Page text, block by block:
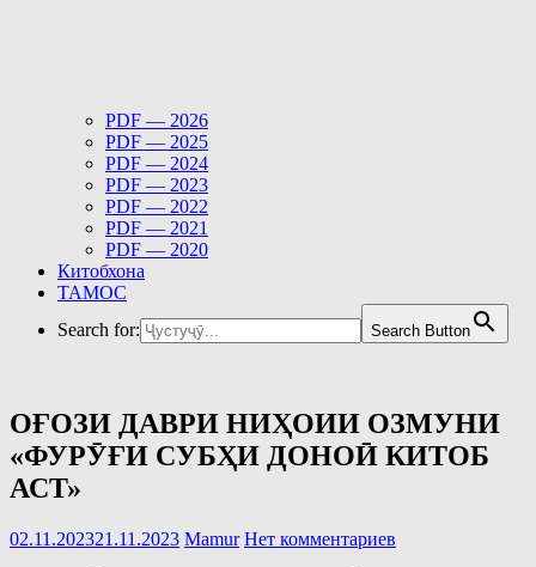
PDF — 2026
PDF — 2025
PDF — 2024
PDF — 2023
PDF — 2022
PDF — 2021
PDF — 2020
Китобхона
ТАМОС
Search for:
Search Button
ОҒОЗИ ДАВРИ НИҲОИИ ОЗМУНИ
«ФУРӮҒИ СУБҲИ ДОНОӢ КИТОБ
АСТ»
02.11.202321.11.2023 Mamur Нет комментариев